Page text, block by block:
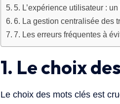
5. L’expérience utilisateur :
6. La gestion centralisée des
7. Les erreurs fréquentes à
1. Le choix
Le choix des mots clés est